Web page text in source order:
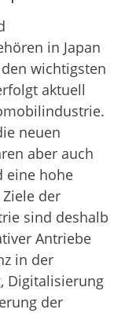
in Japan
wichtigsten
aktuell
neuen
aber auch
eine hohe
der
sind deshalb
Antriebe
in der
Digitalisierung
der